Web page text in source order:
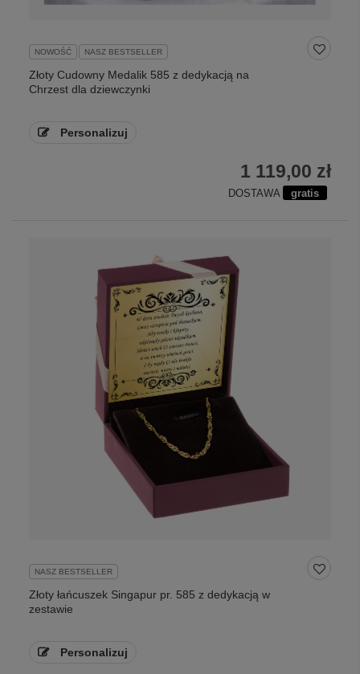
NOWOŚĆ NASZ BESTSELLER
Złoty Cudowny Medalik 585 z dedykacją na
Chrzest dla dziewczynki
Personalizuj
1 119,00 zł
DOSTAWA gratis
NASZ BESTSELLER
Złoty łańcuszek Singapur pr. 585 z dedykacją w
zestawie
Personalizuj